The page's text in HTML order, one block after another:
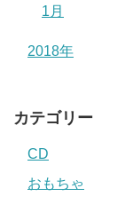
1月
2018年
カテゴリー
CD
おもちゃ